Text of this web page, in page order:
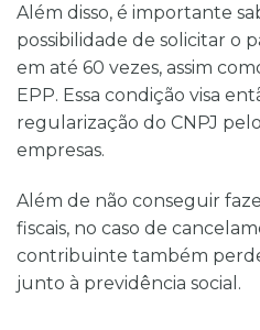
Além disso, é importante
possibilidade de solicitar o
em até 60 vezes, assim
EPP. Essa condição visa
regularização do CNPJ
empresas.
Além de não conseguir
fiscais, no caso de
contribuinte também
junto à previdência social.